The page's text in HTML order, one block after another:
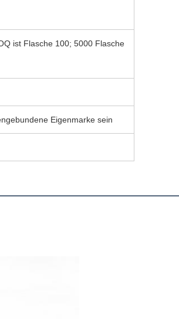
ist Flasche 100; 5000 Flasche
Eigenmarke sein